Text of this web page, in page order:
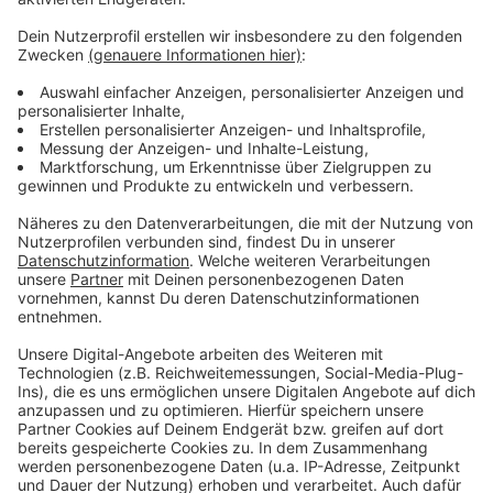
Der Sommer hat dieses Jahr lange auf sich warten
lassen. Aber der Spätsommer wird heiß, heißer,
Schröder! Schon zum Jahresanfang hat uns Atze mit
dem Kaltstart 24 begleitet und jetzt will er uns gut
gelaunt bis in den Herbst bringen. Atzes Mantra für ein
glückliches Leben: "Lass' mich mal machen." Also volle
Kraft voraus und viel Spaß bei Atze Schröders
Kaltstart 24.
Anzeige
Anzeige